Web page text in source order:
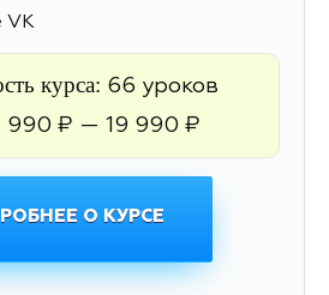
VK
курса: 66 уроков
990 ₽ — 19 990 ₽
О КУРСЕ